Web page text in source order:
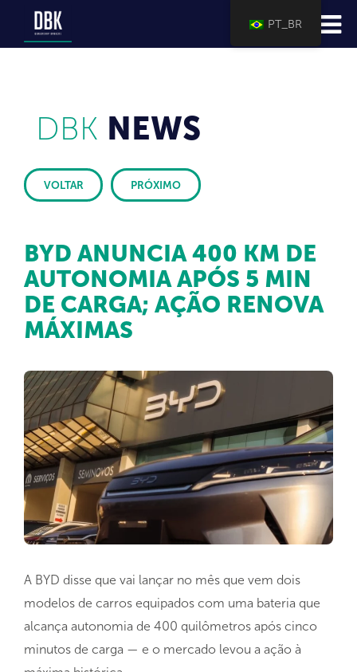
DBK NEWS
VOLTAR PRÓXIMO
BYD ANUNCIA 400 KM DE
AUTONOMIA APÓS 5 MIN
DE CARGA; AÇÃO RENOVA
MÁXIMAS
A BYD disse que vai lançar no mês que vem dois
modelos de carros equipados com uma bateria que
alcança autonomia de 400 quilômetros após cinco
minutos de carga — e o mercado levou a ação à
PT_BR